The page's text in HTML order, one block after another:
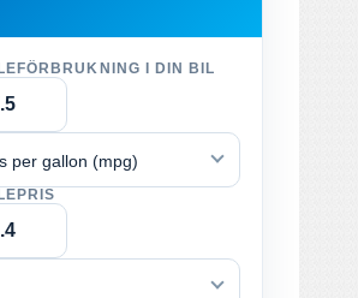
I DIN BIL
per gallon (mpg)